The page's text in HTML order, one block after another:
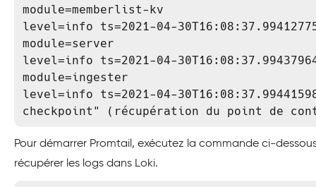
module=memberlist-kv
level=info ts=2021-04-
module=server
level=info ts=2021-04-
module=ingester
level=info ts=2021-04-
checkpoint" (récupération du point de
Pour démarrer Promtail, exécutez la commande ci-
récupérer les logs dans Loki.